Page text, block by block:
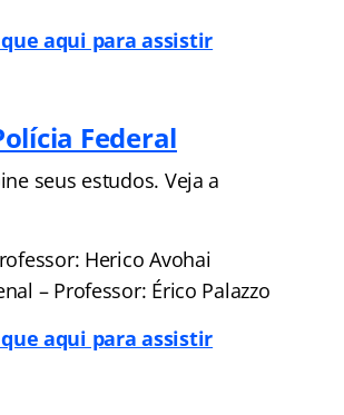
aqui para assistir
Federal
seus estudos. Veja a
Herico Avohai
– Professor: Érico Palazzo
aqui para assistir